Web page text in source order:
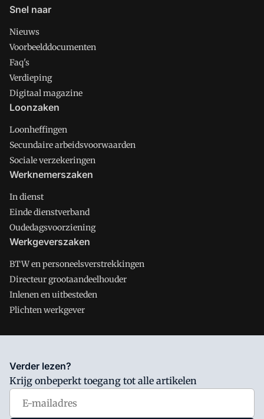
Snel naar
Nieuws
Voorbeelddocumenten
Faq's
Verdieping
Digitaal magazine
Loonzaken
Loonheffingen
Secundaire arbeidsvoorwaarden
Sociale verzekeringen
Werknemerszaken
In dienst
Einde dienstverband
Oudedagsvoorziening
Werkgeverszaken
BTW en personeelsverstrekkingen
Directeur grootaandeelhouder
Inlenen en uitbesteden
Plichten werkgever
Salarisnet is onderdeel van VMN media. Lees in
waar VMN media voor staat. Op gebruik van deze site zijn de
volgende regelingen van toepassing:Algemene Voorwaarden
Privacy en Cookie beleid
Verder lezen?
Krijg onbeperkt toegang tot alle artikelen